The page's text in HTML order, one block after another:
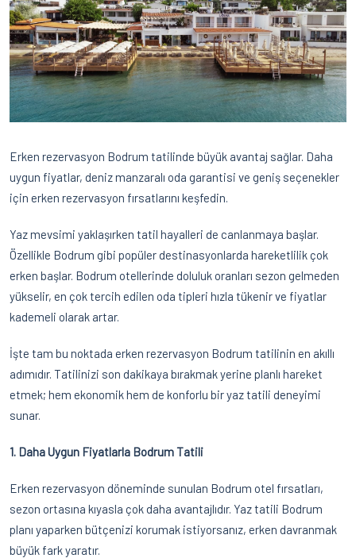
Erken rezervasyon Bodrum tatilinde büyük avantaj sağlar. Daha
uygun fiyatlar, deniz manzaralı oda garantisi ve geniş seçenekler
için erken rezervasyon fırsatlarını keşfedin.
Yaz mevsimi yaklaşırken tatil hayalleri de canlanmaya başlar.
Özellikle Bodrum gibi popüler destinasyonlarda hareketlilik çok
erken başlar. Bodrum otellerinde doluluk oranları sezon gelmeden
yükselir, en çok tercih edilen oda tipleri hızla tükenir ve fiyatlar
kademeli olarak artar.
İşte tam bu noktada erken rezervasyon Bodrum tatilinin en akıllı
adımıdır. Tatilinizi son dakikaya bırakmak yerine planlı hareket
etmek; hem ekonomik hem de konforlu bir yaz tatili deneyimi
sunar.
1. Daha Uygun Fiyatlarla Bodrum Tatili
Erken rezervasyon döneminde sunulan Bodrum otel fırsatları,
sezon ortasına kıyasla çok daha avantajlıdır. Yaz tatili Bodrum
planı yaparken bütçenizi korumak istiyorsanız, erken davranmak
büyük fark yaratır.